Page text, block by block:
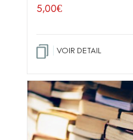
5,00€
VOIR DETAIL